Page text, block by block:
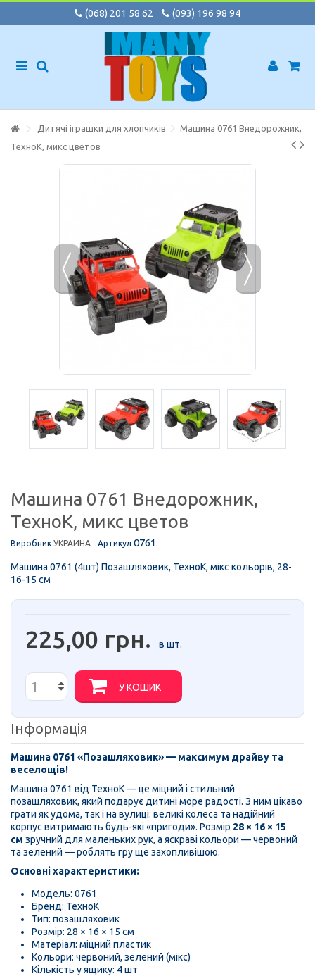
(068) 201 58 62 (093) 196 98 94
Дитячі іграшки для хлопчиків
Машина 0761 Внедорожник,
ТехноК, микс цветов
Машина 0761 Внедорожник,
ТехноК, микс цветов
Виробник УКРАИНА Артикул 0761
Машина 0761 (4шт) Позашляховик, ТехноК, мікс кольорів, 28-
16-15 см
225,00 грн. в шт.
У КОШИК
Інформація
Машина 0761 «Позашляховик» — максимум драйву та
веселощів!
Машина 0761 від ТехноК — це міцний і стильний
позашляховик, який подарує дитині море радості. З ним цікаво
грати як удома, так і на вулиці: великі колеса та надійний
корпус витримають будь-які «пригоди». Розмір 28 × 16 × 15
см зручний для маленьких рук, а яскраві кольори — червоний
та зелений — роблять гру ще захопливішою.
Основні характеристики:
Модель: 0761
Бренд: ТехноК
Тип: позашляховик
Розмір: 28 × 16 × 15 см
Матеріал: міцний пластик
Кольори: червоний, зелений (мікс)
Кількість у ящику: 4 шт